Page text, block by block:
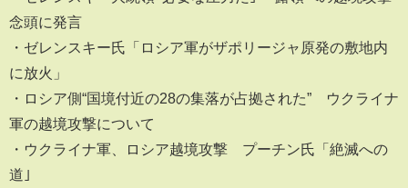
念頭に発言
・ゼレンスキー氏「ロシア軍がザポリージャ原発の敷地内
に放火」
・ロシア側“国境付近の28の集落が占拠された” ウクライナ
軍の越境攻撃について
・ウクライナ軍、ロシア越境攻撃 プーチン氏「絶滅への
道｣